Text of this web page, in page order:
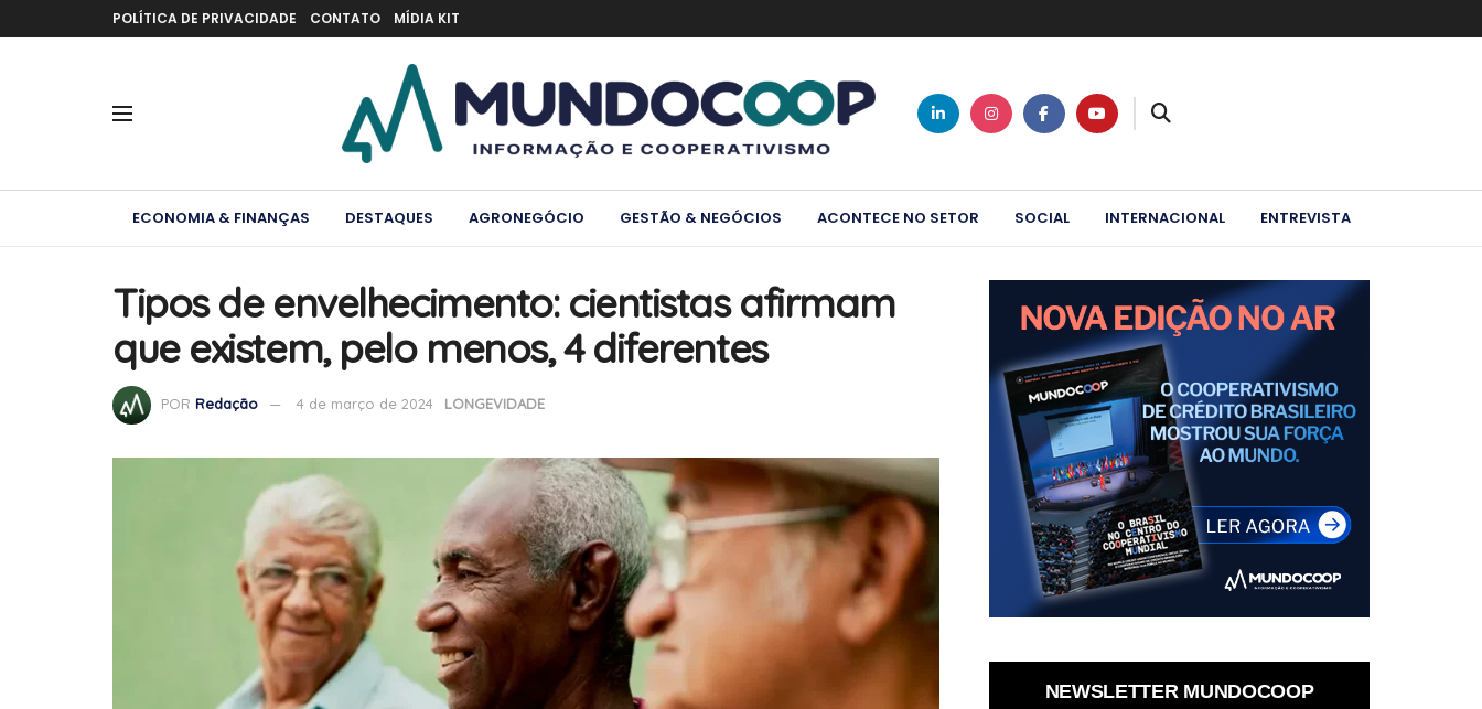
POLÍTICA DE PRIVACIDADE CONTATO MÍDIA KIT
ECONOMIA & FINANÇAS DESTAQUES AGRONEGÓCIO GESTÃO & NEGÓCIOS ACONTECE NO SETOR SOCIAL INTERNACIONAL ENTREVISTA
Tipos de envelhecimento: cientistas afirmam
que existem, pelo menos, 4 diferentes
POR Redação 4 de março de 2024 LONGEVIDADE
NEWSLETTER MUNDOCOOP